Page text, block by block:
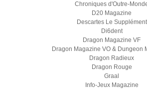
Chroniques d'Outre-
D20 Magazine
Descartes Le Supplément
Di6dent
Dragon Magazine VF
Dragon Magazine VO & Dungeon
Dragon Radieux
Dragon Rouge
Graal
Info-Jeux Magazine